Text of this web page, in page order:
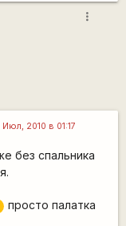
more_vert
Июл, 2010 в 01:17
без спальника
просто палатка